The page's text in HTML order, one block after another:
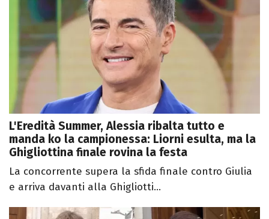
L'Eredità Summer, Alessia ribalta tutto e
manda ko la campionessa: Liorni esulta, ma la
Ghigliottina finale rovina la festa
La concorrente supera la sfida finale contro Giulia
e arriva davanti alla Ghigliotti...